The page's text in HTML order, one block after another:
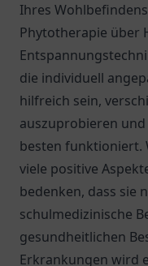
Ihres
Phytotherapie über
die individuell
hilfreich sein,
auszuprobieren
besten funktioniert.
viele positive
bedenken, dass sie
schulmedizinische
gesundheitlichen
Erkrankungen wird